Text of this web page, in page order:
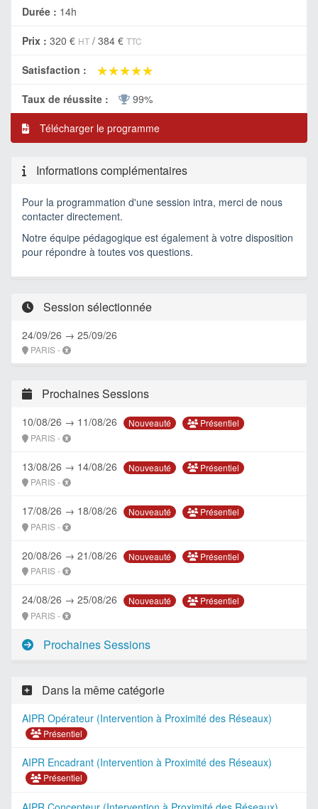
Durée : 14h
Prix : 320 € HT / 384 € TTC
Satisfaction : ★★★★★
★★★★★
Taux de réussite : 99%
Télécharger le programme
Informations complémentaires
Pour la programmation d'une session intra, merci de nous
contacter directement.
Notre équipe pédagogique est également à votre disposition
pour répondre à toutes vos questions.
Session sélectionnée
24/09/26 → 25/09/26
PARIS -
Prochaines Sessions
10/08/26 → 11/08/26 Nouveauté
Présentiel
PARIS -
13/08/26 → 14/08/26 Nouveauté
Présentiel
PARIS -
17/08/26 → 18/08/26 Nouveauté
Présentiel
PARIS -
20/08/26 → 21/08/26 Nouveauté
Présentiel
PARIS -
24/08/26 → 25/08/26 Nouveauté
Présentiel
PARIS -
Prochaines Sessions
Dans la même catégorie
AIPR Opérateur (Intervention à Proximité des Réseaux)
Présentiel
AIPR Encadrant (Intervention à Proximité des Réseaux)
Présentiel